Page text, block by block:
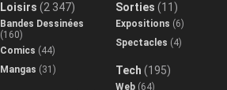
Loisirs (2 347)
Bandes Dessinées
(160)
Comics (44)
Mangas (31)
Sorties (11)
Expositions (6)
Spectacles (4)
Tech (195)
Web (64)